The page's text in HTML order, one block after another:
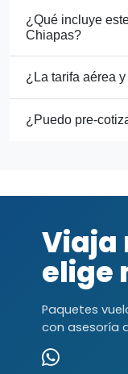
¿Qué incluye
Chiapas?
¿La tarifa aérea
¿Puedo pre-
Viaja
elige
Paquetes
con asesoría